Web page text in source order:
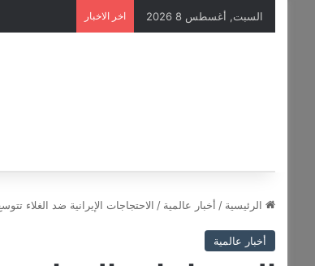
السبت, أغسطس 8 2026 اخر الاخبار
الرئيسية / أخبار عالمية / الاحتجاجات الإيرانية ضد الغلاء
أخبار عالمية